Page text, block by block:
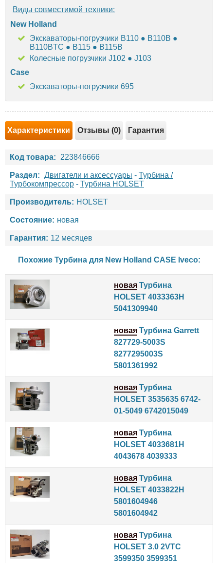
Виды совместимой техники:
New Holland
Экскаваторы-погрузчики B110 ● B110B ●
B110BTC ● B115 ● B115B
Колесные погрузчики J102 ● J103
Case
Экскаваторы-погрузчики 695
Характеристики Отзывы (0) Гарантия
Код товара: 223846666
Раздел: Двигатели и аксессуары - Турбина /
Турбокомпрессор - Турбина HOLSET
Производитель: HOLSET
Состояние: новая
Гарантия: 12 месяцев
Похожие Турбина для New Holland CASE Iveco:
новая Турбина
HOLSET 4033363H
5041309940
новая Турбина Garrett
827729-5003S
8277295003S
5801361992
новая Турбина
HOLSET 3535635 6742-
01-5049 6742015049
новая Турбина
HOLSET 4033681H
4043678 4039333
новая Турбина
HOLSET 4033822H
5801604946
5801604942
новая Турбина
HOLSET 3.0 2VTC
3599350 3599351